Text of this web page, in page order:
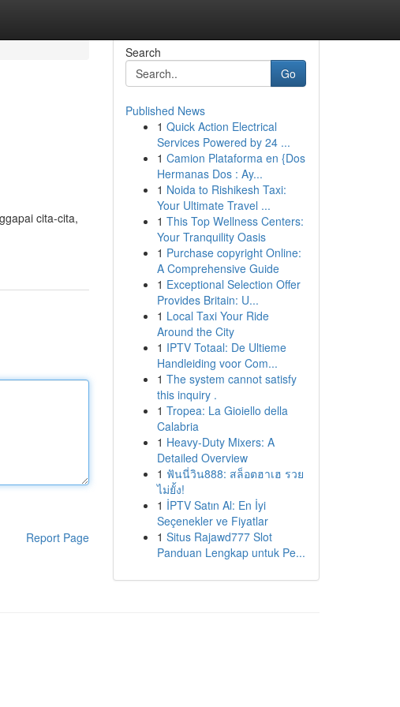
cita-cita,
Report Page
Search
Go
Published News
1 Quick Action Electrical
Services Powered by 24 ...
1 Camion Plataforma en {Dos
Hermanas Dos : Ay...
1 Noida to Rishikesh Taxi:
Your Ultimate Travel ...
1 This Top Wellness Centers:
Your Tranquility Oasis
1 Purchase copyright Online:
A Comprehensive Guide
1 Exceptional Selection Offer
Provides Britain: U...
1 Local Taxi Your Ride
Around the City
1 IPTV Totaal: De Ultieme
Handleiding voor Com...
1 The system cannot satisfy
this inquiry .
1 Tropea: La Gioiello della
Calabria
1 Heavy-Duty Mixers: A
Detailed Overview
1 ฟันนี่วิน888: สล็อตฮาเฮ รวย
ไม่ยั้ง!
1 İPTV Satın Al: En İyi
Seçenekler ve Fiyatlar
1 Situs Rajawd777 Slot
Panduan Lengkap untuk Pe...